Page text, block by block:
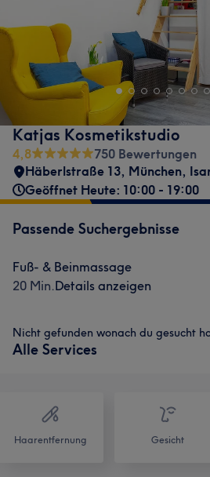
Katjas Kosmetikstudio
4,8
750 Bewertungen
Häberlstraße 13, München,
Geöffnet Heute: 10:00 - 19:00
Passende Suchergebnisse
Fuß- & Beinmassage
20 Min.Details anzeigen
Nicht gefunden wonach du gesucht
Alle Services
Haarentfernung Gesicht